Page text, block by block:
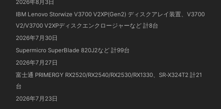
2026年8月3日
IBM Lenovo Storwize V3700 V2XP(Gen2) ディスクアレイ装置、V3700
V2/V3700 V2XPディスクエンクロージャーなど 計8台
2026年7月30日
Supermicro SuperBlade 820J2など 計99台
2026年7月27日
富士通 PRIMERGY RX2520/RX2540/RX2530/RX1330、SR-X324T2 計21
台
2026年7月23日